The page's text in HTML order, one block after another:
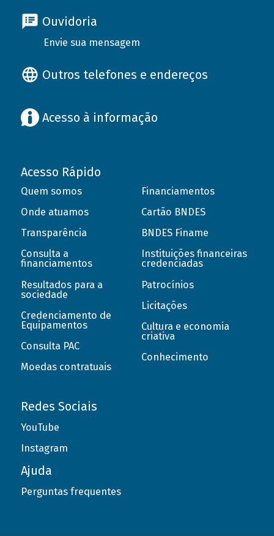
Ouvidoria
Envie sua mensagem
Outros telefones e endereços
Acesso à informação
Acesso Rápido
Quem somos
Onde atuamos
Transparência
Consulta a
financiamentos
Resultados para a
sociedade
Credenciamento de
Equipamentos
Consulta PAC
Moedas contratuais
Financiamentos
Cartão BNDES
BNDES Finame
Instituições financeiras
credenciadas
Patrocínios
Licitações
Cultura e economia
criativa
Conhecimento
Redes Sociais
YouTube
Instagram
Ajuda
Perguntas frequentes